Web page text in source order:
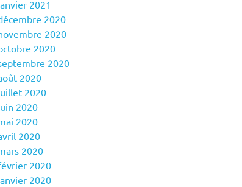
2021
2020
2020
2020
2020
2020
2020
2020
2020
2020
2020
2020
2020